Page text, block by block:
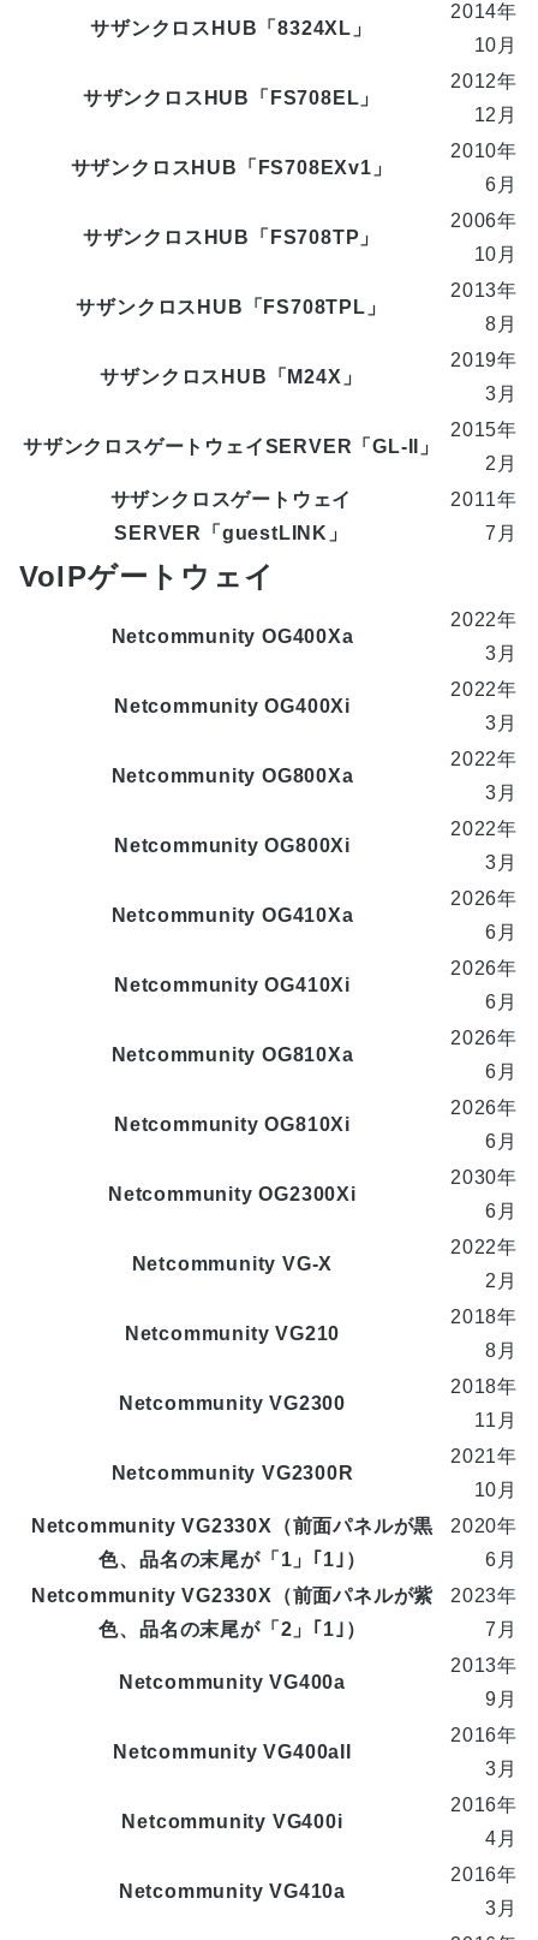
サザンクロスHUB「8324XL」
2014年
10月
サザンクロスHUB「FS708EL」
2012年
12月
サザンクロスHUB「FS708EXv1」
2010年
6月
サザンクロスHUB「FS708TP」
2006年
10月
サザンクロスHUB「FS708TPL」
2013年
8月
サザンクロスHUB「M24X」
2019年
3月
サザンクロスゲートウェイSERVER「GL-II」
2015年
2月
サザンクロスゲートウェイ
SERVER「guestLINK」
2011年
7月
VoIPゲートウェイ
Netcommunity OG400Xa
2022年
3月
Netcommunity OG400Xi
2022年
3月
Netcommunity OG800Xa
2022年
3月
Netcommunity OG800Xi
2022年
3月
Netcommunity OG410Xa
2026年
6月
Netcommunity OG410Xi
2026年
6月
Netcommunity OG810Xa
2026年
6月
Netcommunity OG810Xi
2026年
6月
Netcommunity OG2300Xi
2030年
6月
Netcommunity VG-X
2022年
2月
Netcommunity VG210
2018年
8月
Netcommunity VG2300
2018年
11月
Netcommunity VG2300R
2021年
10月
Netcommunity VG2330X（前面パネルが黒
色、品名の末尾が「1」｢1｣）
2020年
6月
Netcommunity VG2330X（前面パネルが紫
色、品名の末尾が「2」｢1｣）
2023年
7月
Netcommunity VG400a
2013年
9月
Netcommunity VG400aII
2016年
3月
Netcommunity VG400i
2016年
4月
Netcommunity VG410a
2016年
3月